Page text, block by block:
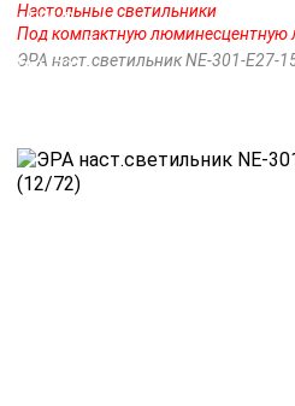
Настольные светильники
Под компактную люминесцентную
ЭРА наст.светильник NE-301-E27-